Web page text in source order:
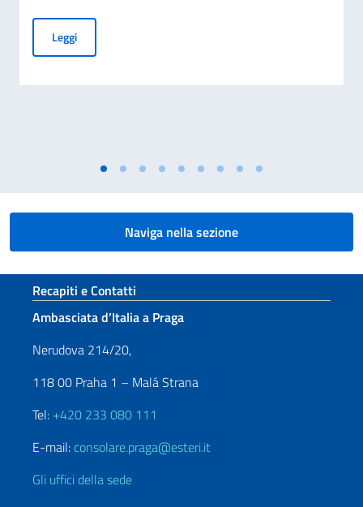
LeggiElezioni dei Comites 2026
Naviga nella sezione
Sezione footer
Recapiti e Contatti
Ambasciata d’Italia a Praga
Nerudova 214/20,
118 00 Praha 1 – Malá Strana
Tel: +420 233 080 111
E-mail: consolare.praga@esteri.it
Gli uffici della sede